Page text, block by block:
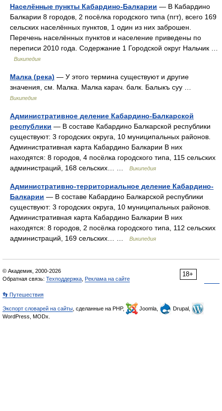
Населённые пункты Кабардино-Балкарии — В Кабардино
Балкарии 8 городов, 2 посёлка городского типа (пгт), всего 169
сельских населённых пунктов, 1 один из них заброшен.
Перечень населённых пунктов и население приведены по
переписи 2010 года. Содержание 1 Городской округ Нальчик …
Википедия
Малка (река) — У этого термина существуют и другие
значения, см. Малка. Малка карач. балк. Балыкъ суу …
Википедия
Административное деление Кабардино-Балкарской
республики — В составе Кабардино Балкарской республики
существуют: 3 городских округа, 10 муниципальных районов.
Административная карта Кабардино Балкарии В них
находятся: 8 городов, 4 посёлка городского типа, 115 сельских
администраций, 168 сельских… …
Википедия
Административно-территориальное деление Кабардино-
Балкарии — В составе Кабардино Балкарской республики
существуют: 3 городских округа, 10 муниципальных районов.
Административная карта Кабардино Балкарии В них
находятся: 8 городов, 2 посёлка городского типа, 112 сельских
администраций, 169 сельских… …
Википедия
18+
© Академик, 2000-2026
Обратная связь: Техподдержка Реклама на сайте
👣 Путешествия
Экспорт словарей на сайты , сделанные на PHP, Joomla,
Drupal,
WordPress, MODx.